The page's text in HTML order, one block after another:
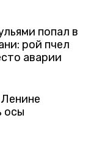
попал в
рой пчел
аварии
осы